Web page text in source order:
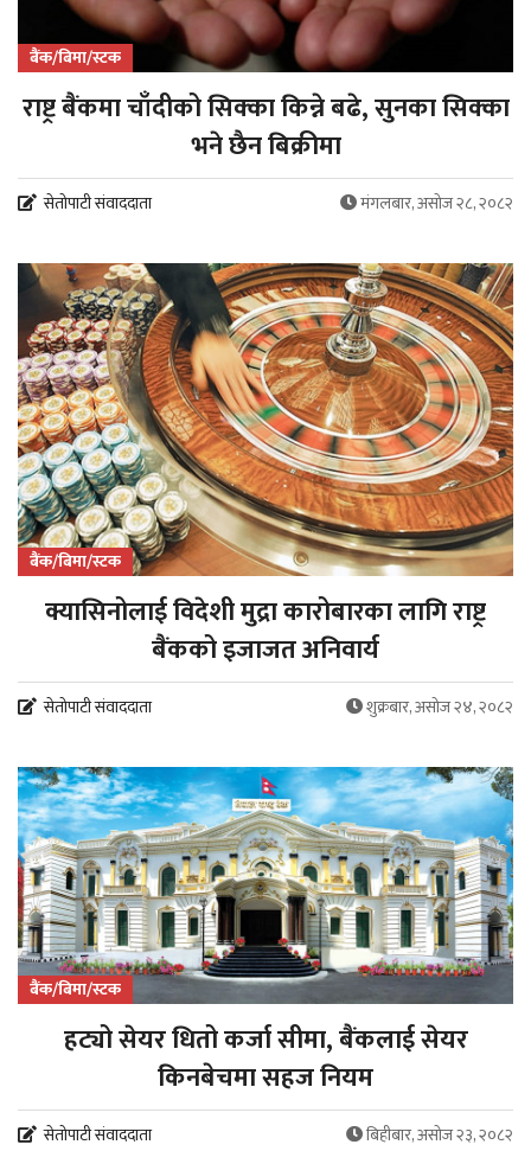
बैंक/बिमा/स्टक
राष्ट्र बैंकमा चाँदीको सिक्का किन्ने बढे, सुनका सिक्का
भने छैन बिक्रीमा
सेतोपाटी संवाददाता मंगलबार, असोज २८, २०८२
बैंक/बिमा/स्टक
क्यासिनोलाई विदेशी मुद्रा कारोबारका लागि राष्ट्र
बैंकको इजाजत अनिवार्य
सेतोपाटी संवाददाता शुक्रबार, असोज २४, २०८२
बैंक/बिमा/स्टक
हट्यो सेयर धितो कर्जा सीमा, बैंकलाई सेयर
किनबेचमा सहज नियम
सेतोपाटी संवाददाता बिहीबार, असोज २३, २०८२